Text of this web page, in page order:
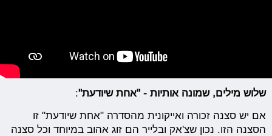
שלוש מילים, שמונה אותיות - "אחת שיודעת":
אם יש סצנה זכורה ואייקונית מהסדרה "אחת שיודעת" זו
הסצנה הזו. נכון שצ'אק ובלייר הם זוג אהוב במיוחד וכל סצנה